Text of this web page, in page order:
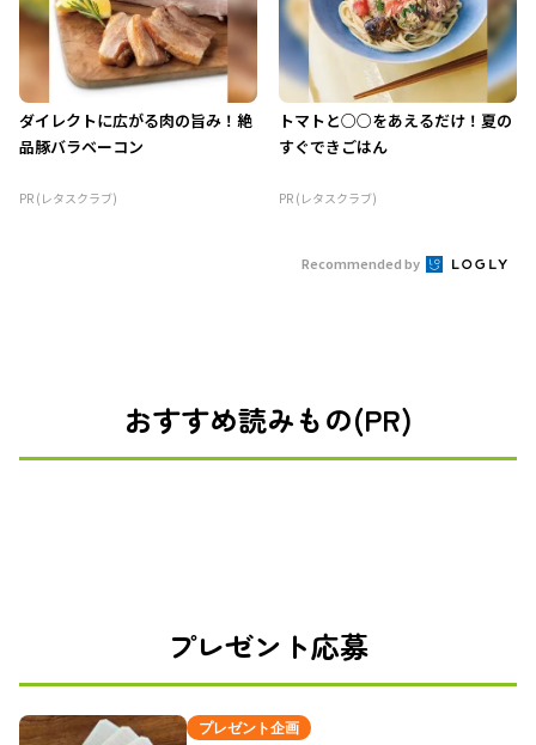
ダイレクトに広がる肉の旨み！絶
品豚バラベーコン
PR (レタスクラブ)
トマトと○○をあえるだけ！夏の
すぐできごはん
PR (レタスクラブ)
Recommended by
おすすめ読みもの(PR)
プレゼント応募
プレゼント企画